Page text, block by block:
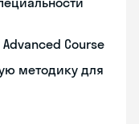
Course
методику для